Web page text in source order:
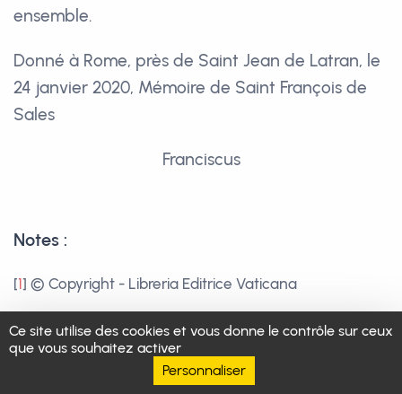
Ce site utilise des cookies et vous donne le contrôle sur ceux
que vous souhaitez activer
Personnaliser
ensemble.
Donné à Rome, près de Saint Jean de Latran, le
24 janvier 2020, Mémoire de Saint François de
Sales
Franciscus
Notes :
[1] © Copyright - Libreria Editrice Vaticana
[2 ]Cf. Benoît XVI, Lettre enc. Spe salvi, n. 2 : « Le
message chrétien n’était pas seulement « informatif »,
mais « performatif ». Cela signifie que l’Évangile n’est